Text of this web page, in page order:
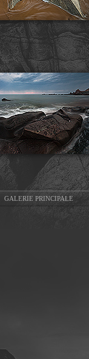
GALERIE PRINCIPALE